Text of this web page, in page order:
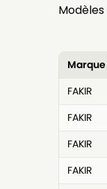
Modèles
Marque
FAKIR
FAKIR
FAKIR
FAKIR